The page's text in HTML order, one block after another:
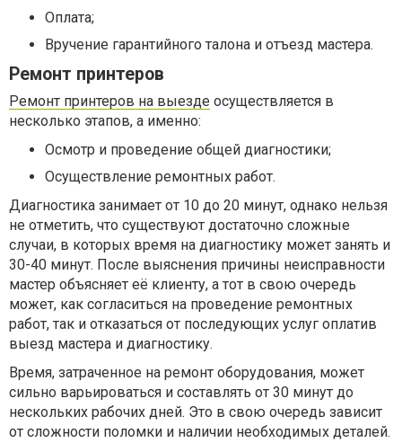
Оплата;
Вручение гарантийного талона и отъезд мастера.
Ремонт принтеров
Ремонт принтеров на выезде осуществляется в
несколько этапов, а именно:
Осмотр и проведение общей диагностики;
Осуществление ремонтных работ.
Диагностика занимает от 10 до 20 минут, однако нельзя
не отметить, что существуют достаточно сложные
случаи, в которых время на диагностику может занять и
30-40 минут. После выяснения причины неисправности
мастер объясняет её клиенту, а тот в свою очередь
может, как согласиться на проведение ремонтных
работ, так и отказаться от последующих услуг оплатив
выезд мастера и диагностику.
Время, затраченное на ремонт оборудования, может
сильно варьироваться и составлять от 30 минут до
нескольких рабочих дней. Это в свою очередь зависит
от сложности поломки и наличии необходимых деталей.